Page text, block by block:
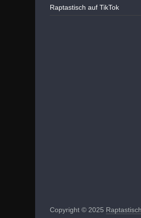
Raptastisch auf TikTok
Copyright © 2025 Raptastisch